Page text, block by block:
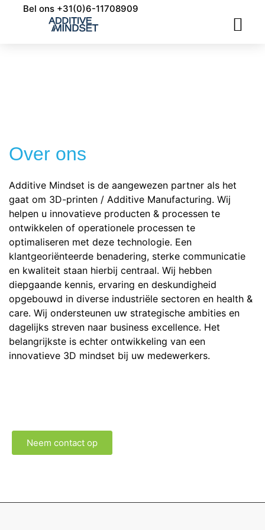
Bel ons +31(0)6-11708909
Over ons
Additive Mindset is de aangewezen partner als het
gaat om 3D-printen / Additive Manufacturing. Wij
helpen u innovatieve producten & processen te
ontwikkelen of operationele processen te
optimaliseren met deze technologie. Een
klantgeoriënteerde benadering, sterke communicatie
en kwaliteit staan hierbij centraal. Wij hebben
diepgaande kennis, ervaring en deskundigheid
opgebouwd in diverse industriële sectoren en health &
care. Wij ondersteunen uw strategische ambities en
dagelijks streven naar business excellence. Het
belangrijkste is echter ontwikkeling van een
innovatieve 3D mindset bij uw medewerkers.
Neem contact op